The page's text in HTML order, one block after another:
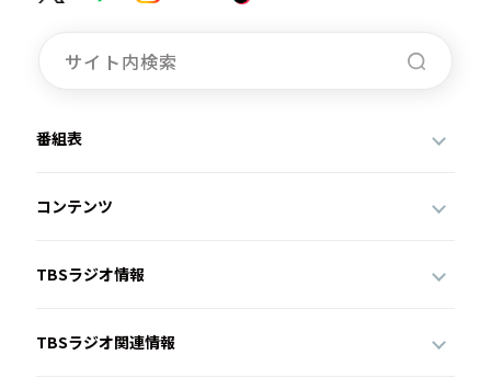
番組表
コンテンツ
TBSラジオ情報
TBSラジオ関連情報